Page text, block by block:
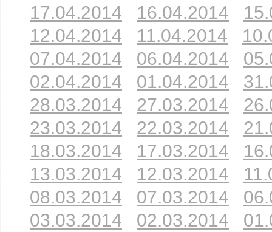
17.04.2014
16.04.2014
12.04.2014
11.04.2014
07.04.2014
06.04.2014
02.04.2014
01.04.2014
28.03.2014
27.03.2014
23.03.2014
22.03.2014
18.03.2014
17.03.2014
13.03.2014
12.03.2014
08.03.2014
07.03.2014
03.03.2014
02.03.2014